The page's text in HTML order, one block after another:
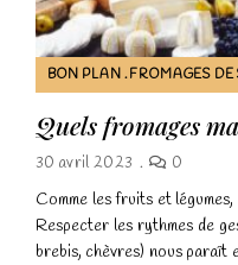
BON PLAN FROMAGES DE
Quels fromages
30 avril 2023 0
Comme les fruits et
Respecter les rythmes de
brebis, chèvres) nous